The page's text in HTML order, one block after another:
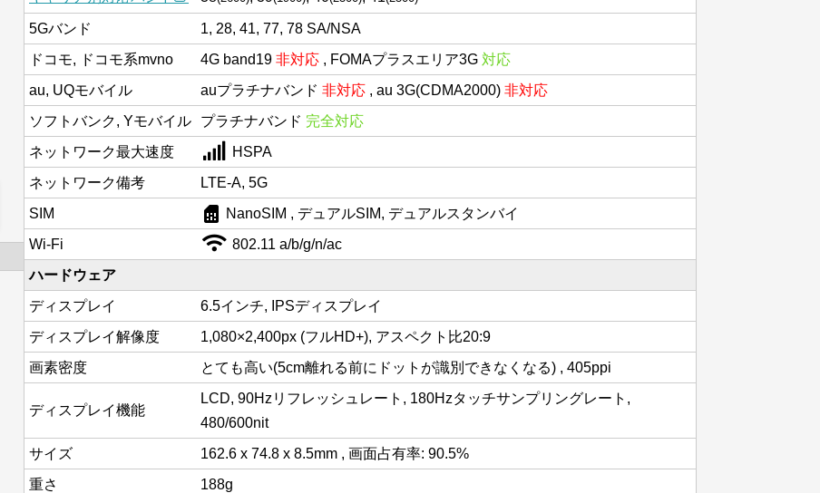
5Gバンド
1, 28, 41, 77, 78 SA/NSA
ドコモ, ドコモ系mvno
4G band19 非対応 , FOMAプラスエリア3G 対応
au, UQモバイル
auプラチナバンド 非対応 , au 3G(CDMA2000) 非対応
ソフトバンク, Yモバイル
プラチナバンド 完全対応
ネットワーク最大速度
HSPA
ネットワーク備考
LTE-A, 5G
SIM
sim_card NanoSIM , デュアルSIM, デュアルスタンバイ
Wi-Fi
802.11 a/b/g/n/ac
ハードウェア
ディスプレイ
6.5インチ, IPSディスプレイ
ディスプレイ解像度
1,080×2,400px (フルHD+), アスペクト比20:9
画素密度
とても高い(5cm離れる前にドットが識別できなくなる) , 405ppi
ディスプレイ機能
LCD, 90Hzリフレッシュレート, 180Hzタッチサンプリングレート,
480/600nit
サイズ
162.6 x 74.8 x 8.5mm , 画面占有率: 90.5%
重さ
188g